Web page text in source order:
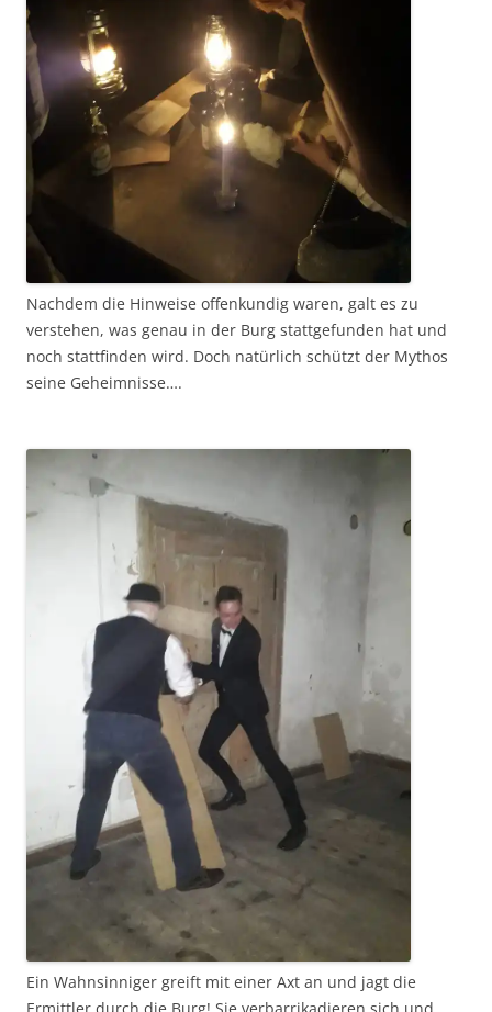
Nachdem die Hinweise offenkundig waren, galt es zu
verstehen, was genau in der Burg stattgefunden hat und
noch stattfinden wird. Doch natürlich schützt der Mythos
seine Geheimnisse….
Ein Wahnsinniger greift mit einer Axt an und jagt die
Ermittler durch die Burg! Sie verbarrikadieren sich und